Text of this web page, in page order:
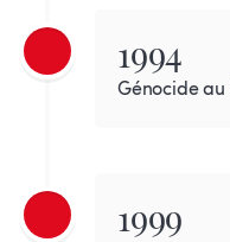
1994
Génocide
1999